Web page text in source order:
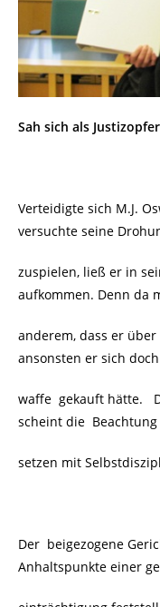
Sah sich als
Verteidigte sich M.J.
versuchte seine
zuspielen, ließ er in
aufkommen. Denn da
anderem, dass er
ansonsten er sich
waffe gekauft hätte.
scheint die Beachtung
setzen mit
Der beigezogene
Anhaltspunkte einer